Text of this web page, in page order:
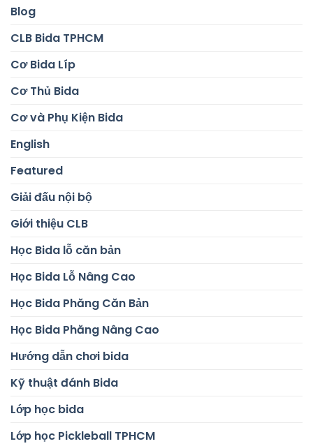
Blog
CLB Bida TPHCM
Cơ Bida Líp
Cơ Thủ Bida
Cơ và Phụ Kiện Bida
English
Featured
Giải đấu nội bộ
Giới thiệu CLB
Học Bida lỗ căn bản
Học Bida Lỗ Nâng Cao
Học Bida Phăng Căn Bản
Học Bida Phăng Nâng Cao
Hướng dẫn chơi bida
Kỹ thuật đánh Bida
Lớp học bida
Lớp học Pickleball TPHCM